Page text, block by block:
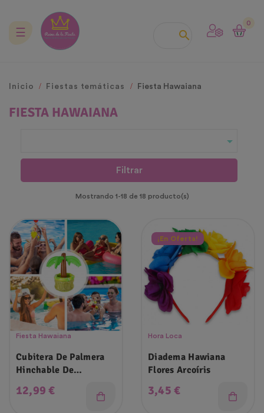

0
Navegación
☰
Inicio Fiestas temáticas Fiesta Hawaiana
FIESTA HAWAIANA

Filtrar
Mostrando 1-18 de 18 producto(s)
Fiesta Hawaiana
Cubitera De Palmera
Hinchable De
Precio
12,99 €
¡En Oferta!
Hora Loca
Diadema Hawiana
Flores Arcoíris
Precio
3,45 €